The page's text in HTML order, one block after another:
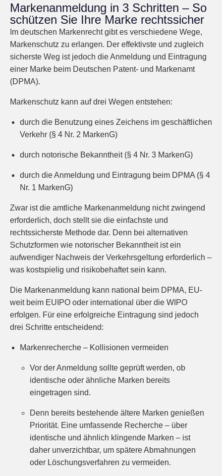
Markenanmeldung in 3 Schritten – So
schützen Sie Ihre Marke rechtssicher
Im deutschen Markenrecht gibt es verschiedene Wege,
Markenschutz zu erlangen. Der effektivste und zugleich
sicherste Weg ist jedoch die Anmeldung und Eintragung
einer Marke beim Deutschen Patent- und Markenamt
(DPMA).
Markenschutz kann auf drei Wegen entstehen:
durch die Benutzung eines Zeichens im geschäftlichen
Verkehr (§ 4 Nr. 2 MarkenG)
durch notorische Bekanntheit (§ 4 Nr. 3 MarkenG)
durch die Anmeldung und Eintragung beim DPMA (§ 4
Nr. 1 MarkenG)
Zwar ist die amtliche Markenanmeldung nicht zwingend
erforderlich, doch stellt sie die einfachste und
rechtssicherste Methode dar. Denn bei alternativen
Schutzformen wie notorischer Bekanntheit ist ein
aufwendiger Nachweis der Verkehrsgeltung erforderlich –
was kostspielig und risikobehaftet sein kann.
Die Markenanmeldung kann national beim DPMA, EU-
weit beim EUIPO oder international über die WIPO
erfolgen. Für eine erfolgreiche Eintragung sind jedoch
drei Schritte entscheidend:
Markenrecherche – Kollisionen vermeiden
Vor der Anmeldung sollte geprüft werden, ob
identische oder ähnliche Marken bereits
eingetragen sind.
Denn bereits bestehende ältere Marken genießen
Priorität. Eine umfassende Recherche – über
identische und ähnlich klingende Marken – ist
daher unverzichtbar, um spätere Abmahnungen
oder Löschungsverfahren zu vermeiden.